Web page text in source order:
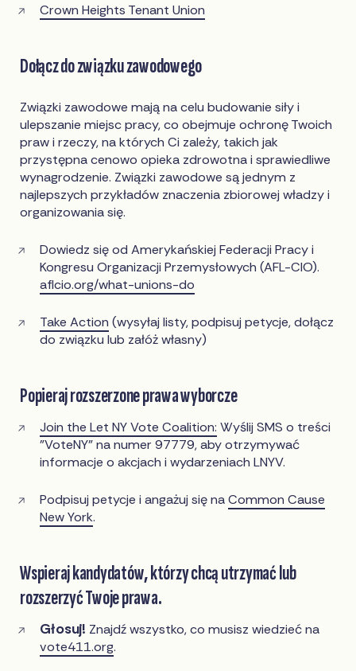
Crown Heights Tenant Union
Dołącz do związku zawodowego
Związki zawodowe mają na celu budowanie siły i
ulepszanie miejsc pracy, co obejmuje ochronę Twoich
praw i rzeczy, na których Ci zależy, takich jak
przystępna cenowo opieka zdrowotna i sprawiedliwe
wynagrodzenie. Związki zawodowe są jednym z
najlepszych przykładów znaczenia zbiorowej władzy i
organizowania się.
Dowiedz się od Amerykańskiej Federacji Pracy i
Kongresu Organizacji Przemysłowych (AFL-CIO).
aflcio.org/what-unions-do
Take Action (wysyłaj listy, podpisuj petycje, dołącz
do związku lub załóż własny)
Popieraj rozszerzone prawa wyborcze
Join the Let NY Vote Coalition: Wyślij SMS o treści
"VoteNY" na numer 97779, aby otrzymywać
informacje o akcjach i wydarzeniach LNYV.
Podpisuj petycje i angażuj się naCommon Cause
New York.
Wspieraj kandydatów, którzy chcą utrzymać lub
rozszerzyć Twoje prawa.
Głosuj! Znajdź wszystko, co musisz wiedzieć na
vote411.org.